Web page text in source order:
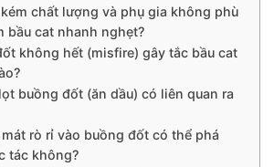
chất lượng và phụ gia không phù
bầu cat nhanh nghẹt?
không hết (misfire) gây tắc bầu cat
buồng đốt (ăn dầu) có liên quan ra
rò rỉ vào buồng đốt có thể phá
tác không?